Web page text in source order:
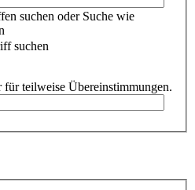
suchen oder Suche wie
suchen
teilweise Übereinstimmungen.